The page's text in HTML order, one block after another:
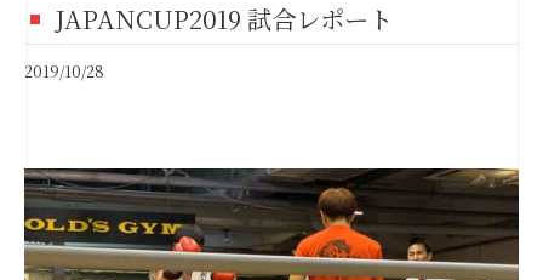
JAPANCUP2019 試合レポート
2019/10/28